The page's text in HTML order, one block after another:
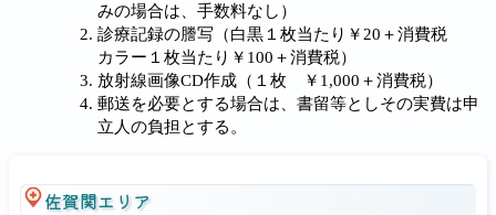
みの場合は、手数料なし）
診療記録の謄写（白黒１枚当たり￥20＋消費税
カラー１枚当たり￥100＋消費税）
放射線画像CD作成（１枚 ￥1,000＋消費税）
郵送を必要とする場合は、書留等としその実費は申
立人の負担とする。
佐賀関エリア